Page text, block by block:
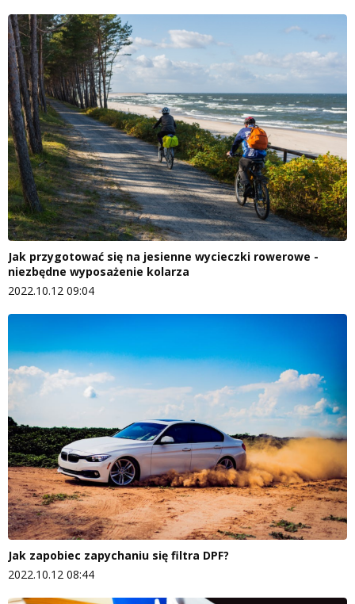
Jak przygotować się na jesienne wycieczki rowerowe -
niezbędne wyposażenie kolarza
2022.10.12 09:04
Jak zapobiec zapychaniu się filtra DPF?
2022.10.12 08:44